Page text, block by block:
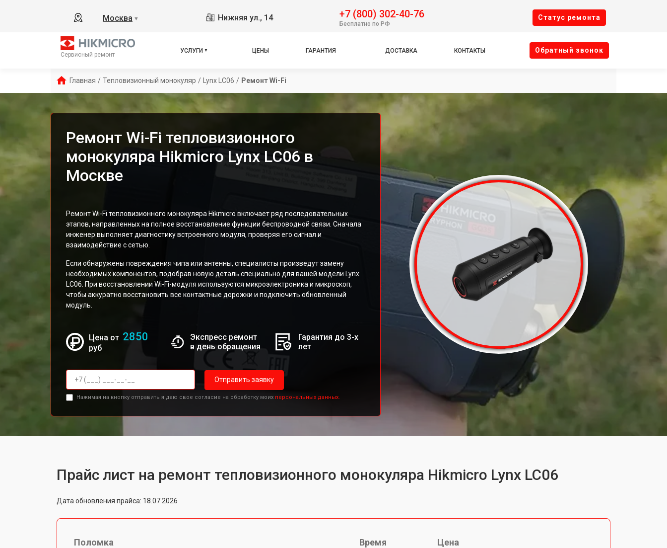
Москва ▼ Нижняя ул., 14 +7 (800) 302-40-76
Бесплатно по РФ
Cтатус ремонта
Сервисный ремонт
УСЛУГИ ЦЕНЫ ГАРАНТИЯ ДОСТАВКА КОНТАКТЫ Oбратный звонок
Главная / Тепловизионный монокуляр / Lynx LC06 / Ремонт Wi-Fi
Ремонт Wi-Fi тепловизионного
монокуляра Hikmicro Lynx LC06 в
Москве
Ремонт Wi-Fi тепловизионного монокуляра Hikmicro включает ряд последовательных
этапов, направленных на полное восстановление функции беспроводной связи. Сначала
инженер выполняет диагностику встроенного модуля, проверяя его сигнал и
взаимодействие с сетью.
Если обнаружены повреждения чипа или антенны, специалисты произведут замену
необходимых компонентов, подобрав новую деталь специально для вашей модели Lynx
LC06. При восстановлении Wi-Fi-модуля используются микроэлектроника и микроскоп,
чтобы аккуратно восстановить все контактные дорожки и подключить обновленный
модуль.
Цена от 2850
руб
Экспресс ремонт
в день обращения
Гарантия до 3-х
лет
Отправить заявку
Нажимая на кнопку отправить я даю свое согласие на обработку моих персональных данных.
Прайс лист на ремонт тепловизионного монокуляра Hikmicro Lynx LC06
Дата обновления прайса: 18.07.2026
Поломка Время Цена